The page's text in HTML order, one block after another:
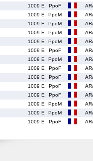
1009 E PpoF
1009 E PpoM
1009 E PpoM
1009 E PpoM
1009 E PpoM
1009 E PpoF
1009 E PpoM
1009 E PpoF
1009 E PpoF
1009 E PpoF
1009 E PpoF
1009 E PpoM
1009 E PpoM
1009 E PpoF